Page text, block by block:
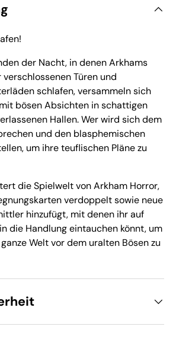
der Nacht, in denen Arkhams
Türen und
schlafen, versammeln sich
bösen Absichten in schattigen
Hallen. Wer wird sich dem
und den blasphemischen
um ihre teuflischen Pläne zu
die Spielwelt von Arkham Horror,
verdoppelt sowie neue
hinzufügt, mit denen ihr auf
die Handlung eintauchen könnt, um
Welt vor dem uralten Bösen zu